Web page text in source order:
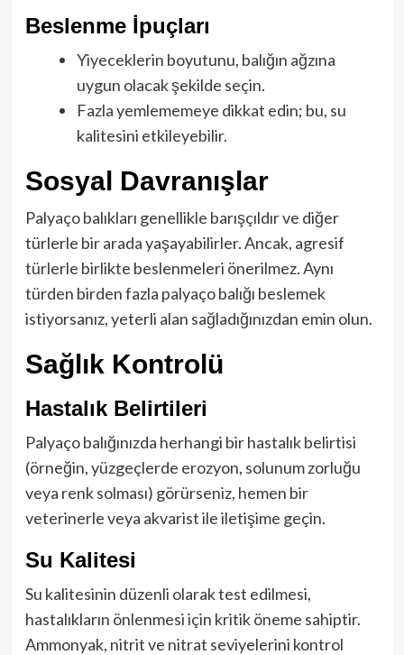
Beslenme İpuçları
Yiyeceklerin boyutunu, balığın ağzına
uygun olacak şekilde seçin.
Fazla yemlememeye dikkat edin; bu, su
kalitesini etkileyebilir.
Sosyal Davranışlar
Palyaço balıkları genellikle barışçıldır ve diğer
türlerle bir arada yaşayabilirler. Ancak, agresif
türlerle birlikte beslenmeleri önerilmez. Aynı
türden birden fazla palyaço balığı beslemek
istiyorsanız, yeterli alan sağladığınızdan emin olun.
Sağlık Kontrolü
Hastalık Belirtileri
Palyaço balığınızda herhangi bir hastalık belirtisi
(örneğin, yüzgeçlerde erozyon, solunum zorluğu
veya renk solması) görürseniz, hemen bir
veterinerle veya akvarist ile iletişime geçin.
Su Kalitesi
Su kalitesinin düzenli olarak test edilmesi,
hastalıkların önlenmesi için kritik öneme sahiptir.
Ammonyak, nitrit ve nitrat seviyelerini kontrol